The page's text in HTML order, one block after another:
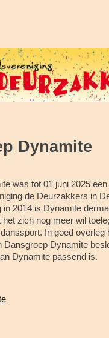
Dynamite
was tot 01 juni 2025 een
de Deurzakkers in
in 2014 is Dynamite
het zich nog meer wil
In goed overleg
Dansgroep Dynamite
Dynamite passend is.